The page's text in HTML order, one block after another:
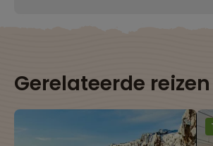
Gerelateerde reizen